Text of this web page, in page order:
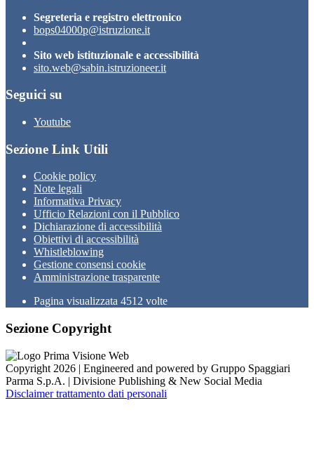
Segreteria e registro elettronico
bops04000p@istruzione.it
Sito web istituzionale e accessibilità
sito.web@sabin.istruzioneer.it
Seguici su
Youtube
Sezione Link Utili
Cookie policy
Note legali
Informativa Privacy
Ufficio Relazioni con il Pubblico
Dichiarazione di accessibilità
Obiettivi di accessibilità
Whistleblowing
Gestione consensi cookie
Amministrazione trasparente
Pagina visualizzata 4512 volte
Sezione Copyright
Copyright 2026 | Engineered and powered by Gruppo Spaggiari
Parma S.p.A. | Divisione Publishing & New Social Media
Disclaimer trattamento dati personali